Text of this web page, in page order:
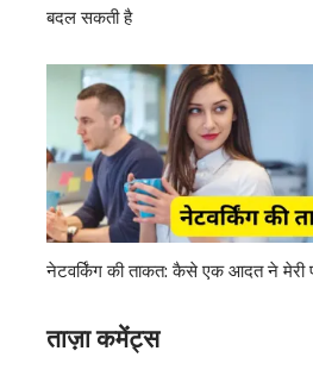
बदल सकती है
नेटवर्किंग की ताकत: कैसे एक आदत ने मेरी
ताज़ा कमेंट्स